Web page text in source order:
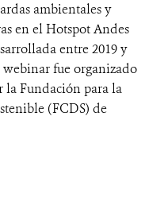
ambientales y
en el Hotspot Andes
entre 2019 y
fue organizado
la Fundación para la
(FCDS) de